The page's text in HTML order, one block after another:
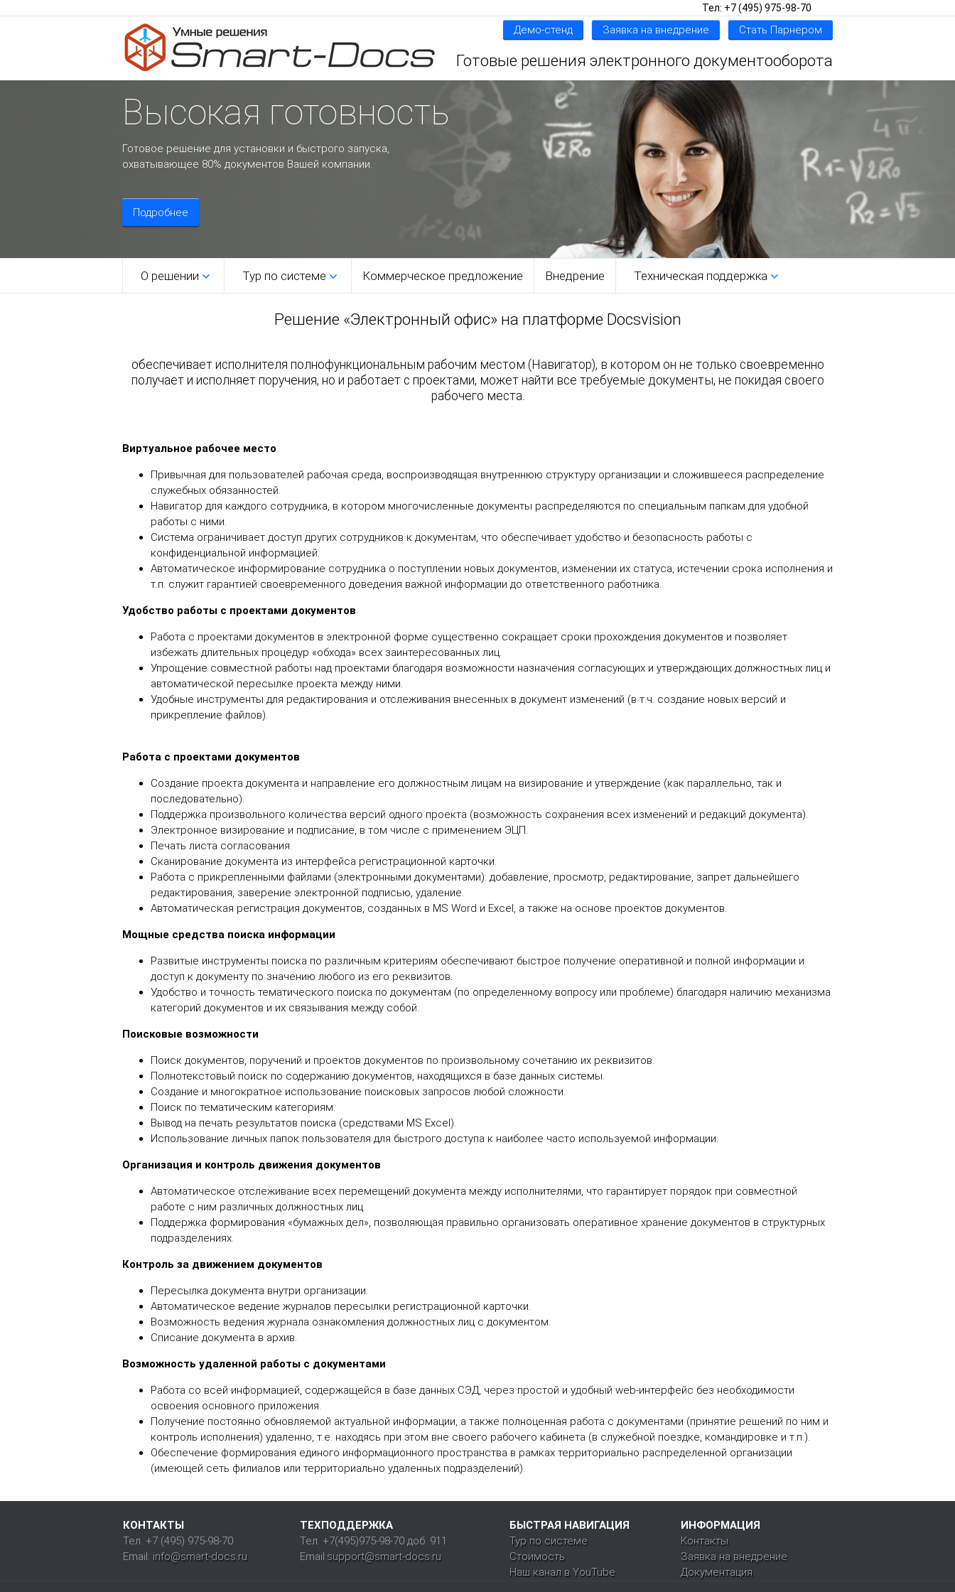
Тел: +7 (495) 975-98-70
Демо-стенд Заявка на внедрение Стать Парнером
Готовые решения электронного документооборота
Высокая готовность
Готовое решение для установки и быстрого запуска,
охватывающее 80% документов Вашей компании.
Подробнее
О решении Тур по системе Коммерческое предложение Внедрение Техническая поддержка
Решение «Электронный офис» на платформе Docsvision
обеспечивает исполнителя полнофункциональным рабочим местом (Навигатор), в котором он не только своевременно
получает и исполняет поручения, но и работает с проектами, может найти все требуемые документы, не покидая своего
рабочего места.
Виртуальное рабочее место
Привычная для пользователей рабочая среда, воспроизводящая внутреннюю структуру организации и сложившееся распределение
служебных обязанностей.
Навигатор для каждого сотрудника, в котором многочисленные документы распределяются по специальным папкам для удобной
работы с ними.
Система ограничивает доступ других сотрудников к документам, что обеспечивает удобство и безопасность работы с
конфиденциальной информацией.
Автоматическое информирование сотрудника о поступлении новых документов, изменении их статуса, истечении срока исполнения и
т.п. служит гарантией своевременного доведения важной информации до ответственного работника.
Удобство работы с проектами документов
Работа с проектами документов в электронной форме существенно сокращает сроки прохождения документов и позволяет
избежать длительных процедур «обхода» всех заинтересованных лиц.
Упрощение совместной работы над проектами благодаря возможности назначения согласующих и утверждающих должностных лиц и
автоматической пересылке проекта между ними.
Удобные инструменты для редактирования и отслеживания внесенных в документ изменений (в т.ч. создание новых версий и
прикрепление файлов).
Работа с проектами документов
Создание проекта документа и направление его должностным лицам на визирование и утверждение (как параллельно, так и
последовательно).
Поддержка произвольного количества версий одного проекта (возможность сохранения всех изменений и редакций документа).
Электронное визирование и подписание, в том числе с применением ЭЦП.
Печать листа согласования.
Сканирование документа из интерфейса регистрационной карточки.
Работа с прикрепленными файлами (электронными документами): добавление, просмотр, редактирование, запрет дальнейшего
редактирования, заверение электронной подписью, удаление.
Автоматическая регистрация документов, созданных в MS Word и Excel, а также на основе проектов документов.
Мощные средства поиска информации
Развитые инструменты поиска по различным критериям обеспечивают быстрое получение оперативной и полной информации и
доступ к документу по значению любого из его реквизитов.
Удобство и точность тематического поиска по документам (по определенному вопросу или проблеме) благодаря наличию механизма
категорий документов и их связывания между собой.
Поисковые возможности
Поиск документов, поручений и проектов документов по произвольному сочетанию их реквизитов.
Полнотекстовый поиск по содержанию документов, находящихся в базе данных системы.
Создание и многократное использование поисковых запросов любой сложности.
Поиск по тематическим категориям.
Вывод на печать результатов поиска (средствами MS Excel).
Использование личных папок пользователя для быстрого доступа к наиболее часто используемой информации.
Организация и контроль движения документов
Автоматическое отслеживание всех перемещений документа между исполнителями, что гарантирует порядок при совместной
работе с ним различных должностных лиц.
Поддержка формирования «бумажных дел», позволяющая правильно организовать оперативное хранение документов в структурных
подразделениях.
Контроль за движением документов
Пересылка документа внутри организации.
Автоматическое ведение журналов пересылки регистрационной карточки.
Возможность ведения журнала ознакомления должностных лиц с документом.
Списание документа в архив.
Возможность удаленной работы с документами
Работа со всей информацией, содержащейся в базе данных СЭД, через простой и удобный web-интерфейс без необходимости
освоения основного приложения.
Получение постоянно обновляемой актуальной информации, а также полноценная работа с документами (принятие решений по ним и
контроль исполнения) удаленно, т.е. находясь при этом вне своего рабочего кабинета (в служебной поездке, командировке и т.п.).
Обеспечение формирования единого информационного пространства в рамках территориально распределенной организации
(имеющей сеть филиалов или территориально удаленных подразделений).
КОНТАКТЫ
Тел. +7 (495) 975-98-70
Email: info@smart-docs.ru
ТЕХПОДДЕРЖКА
Тел. +7(495)975-98-70 доб. 911
Email:support@smart-docs.ru
БЫСТРАЯ НАВИГАЦИЯ
Тур по системе
Стоимость
Наш канал в YouTube
ИНФОРМАЦИЯ
Контакты
Заявка на внедрение
Документация